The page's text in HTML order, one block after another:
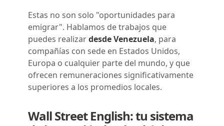
Estas no son solo "oportunidades para
emigrar". Hablamos de trabajos que
puedes realizardesde Venezuela, para
compañías con sede en Estados Unidos,
Europa o cualquier parte del mundo, y que
ofrecen remuneraciones significativamente
superiores a los promedios locales.
Wall Street English: tu sistema